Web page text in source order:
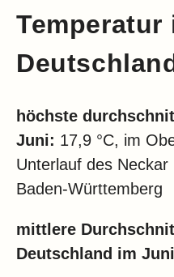
Temperatur
höchste
Juni: 17,9 °C, im
Unterlauf des
Baden-Württemberg
mittlere
Deutschland im